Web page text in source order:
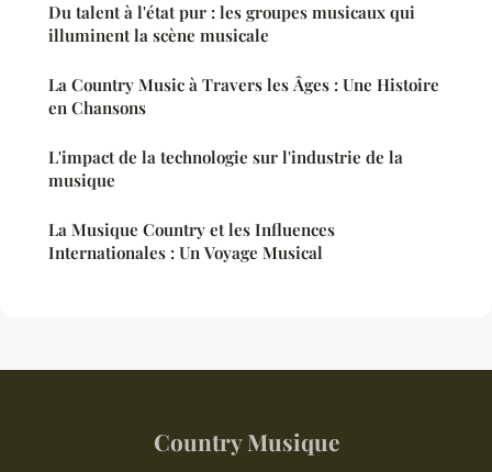
Du talent à l'état pur : les groupes musicaux qui
illuminent la scène musicale
La Country Music à Travers les Âges : Une Histoire
en Chansons
L'impact de la technologie sur l'industrie de la
musique
La Musique Country et les Influences
Internationales : Un Voyage Musical
Country Musique